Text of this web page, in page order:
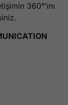
360°’ını